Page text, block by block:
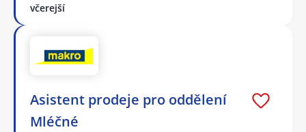
včerejší
Asistent prodeje pro oddělení
Mléčné